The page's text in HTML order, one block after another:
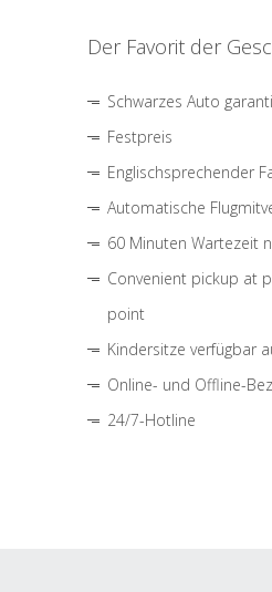
Der Favorit der
Schwarzes Auto
Festpreis
Englischsprechender
Automatische
60 Minuten Wartezeit
Convenient pickup at
point
Kindersitze verfügbar
Online- und Offline-
24/7-Hotline